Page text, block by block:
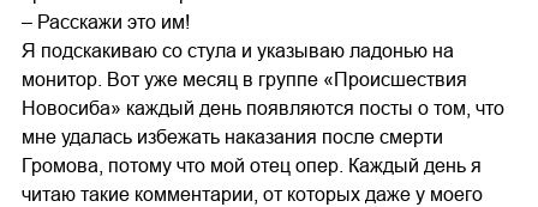
– Расскажи это им!
Я подскакиваю со стула и указываю ладонью на
монитор. Вот уже месяц в группе «Происшествия
Новосиба» каждый день появляются посты о том, что
мне удалась избежать наказания после смерти
Громова, потому что мой отец опер. Каждый день я
читаю такие комментарии, от которых даже у моего